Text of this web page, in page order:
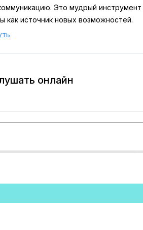
Это мудрый инструмент
как источник новых возможностей.
онлайн